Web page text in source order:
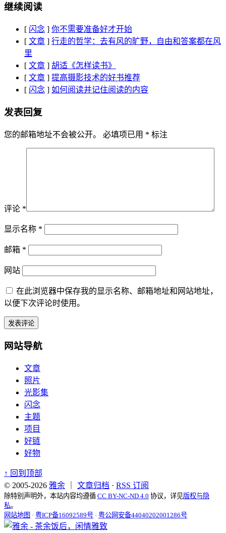
继续阅读
[ 闪念 ] 你不需要准备好才开始
[ 文章 ] 行走的哲学：去有风的旷野，自由和答案都在风
里
[ 文章 ] 胡适《怎样读书》
[ 文章 ] 提高摄影技术的好书推荐
[ 闪念 ] 如何阅读并记住阅读的内容
发表回复
您的邮箱地址不会被公开。 必填项已用 * 标注
评论 *
显示名称 *
邮箱 *
网站
在此浏览器中保存我的显示名称、邮箱地址和网站地址，
以便下次评论时使用。
网站导航
文章
照片
光影集
闪念
主题
项目
好链
好物
↑ 回到顶部
© 2005-2026 雅余 文章归档 · RSS 订阅
除特别声明外，本站内容均遵循 CC BY-NC-ND 4.0 协议，详见版权与隐
私。
网站地图 · 粤ICP备16092589号 · 粤公网安备44040202001286号